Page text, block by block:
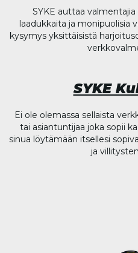
SYKE auttaa
laadukkaita ja monipuolisia
kysymys yksittäisistä
SYKE
Ei ole olemassa sellaista
tai asiantuntijaa joka sopii
sinua löytämään itsellesi
ja